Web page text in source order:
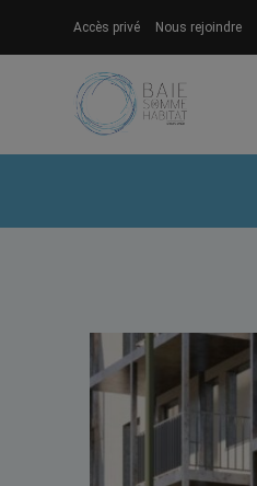
Accès privé Nous rejoindre